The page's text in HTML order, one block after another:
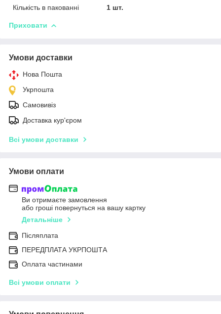
Кількість в пакованні
1 шт.
Приховати
Умови доставки
Нова Пошта
Укрпошта
Самовивіз
Доставка кур'єром
Всі умови доставки
Умови оплати
Ви отримаєте замовлення
або гроші повернуться на вашу картку
Детальніше
Післяплата
ПЕРЕДПЛАТА УКРПОШТА
Оплата частинами
Всі умови оплати